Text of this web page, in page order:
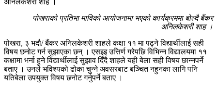
पोखराको प्रतिभा माविको आयोजनामा भएको कार्यक्रममा बोल्दै बैंकर
अनिलकेशरी शाह ।
पोखरा, ३ भदौ/ बैंकर अनिलकेशरी शाहले कक्षा ११ मा पढ्ने विद्यार्थीलाई सही
विषय छनोट गर्न सुझाएका छन् । एसइइ उत्तिर्ण गरेपछि विभिन्न विद्यालयमा ११
कक्षामा भर्ना हुने विद्यार्थीलाई सुझाव दिँदै शाहले यही बेला सही विषय छान्नपर्ने
बताए । उनले भविश्यको ढोका चुन्ने अवसरबाट बञ्चित नहुनका लागि पनि
यतिबेला उपयुक्त विषय छनोट गर्नुपर्ने बताए ।